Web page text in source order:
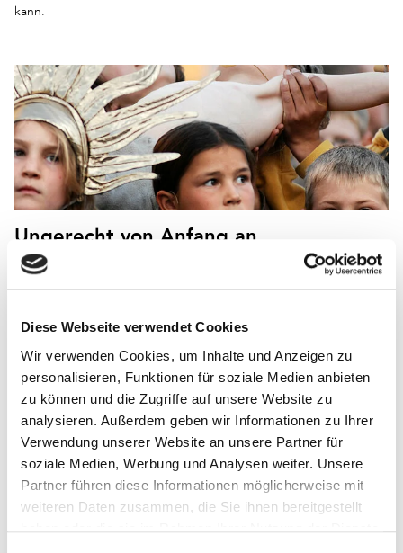
Diese Webseite verwendet Cookies
Wir verwenden Cookies, um Inhalte und Anzeigen zu
personalisieren, Funktionen für soziale Medien anbieten
zu können und die Zugriffe auf unsere Website zu
analysieren. Außerdem geben wir Informationen zu Ihrer
Verwendung unserer Website an unsere Partner für
soziale Medien, Werbung und Analysen weiter. Unsere
Partner führen diese Informationen möglicherweise mit
weiteren Daten zusammen, die Sie ihnen bereitgestellt
kann.
Ungerecht von Anfang an
Ein Essay des österreichischen Kulturwissenschaftlers Thomas